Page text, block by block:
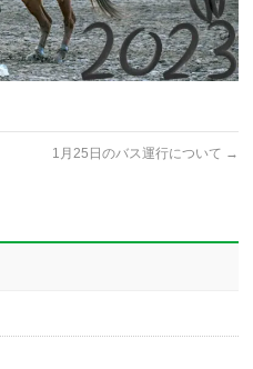
1月25日のバス運行について →